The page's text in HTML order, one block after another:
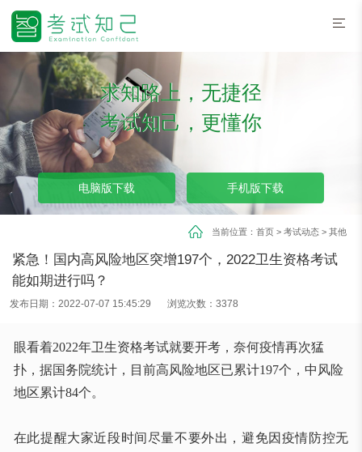
求知路上，无捷径
考试知己，更懂你
电脑版下载 手机版下载
当前位置： 首页> 考试动态> 其他
紧急！国内高风险地区突增197个，2022卫生资格考试
能如期进行吗？
发布日期：2022-07-07 15:45:29 浏览次数：3378
眼看着2022年卫生资格考试就要开考，奈何疫情再次猛
扑，据国务院统计，目前高风险地区已累计197个，中风险
地区累计84个。
在此提醒大家近段时间尽量不要外出，避免因疫情防控无